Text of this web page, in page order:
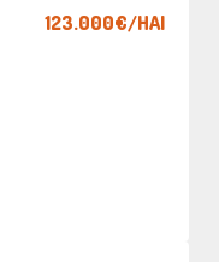
123.000€/HAI